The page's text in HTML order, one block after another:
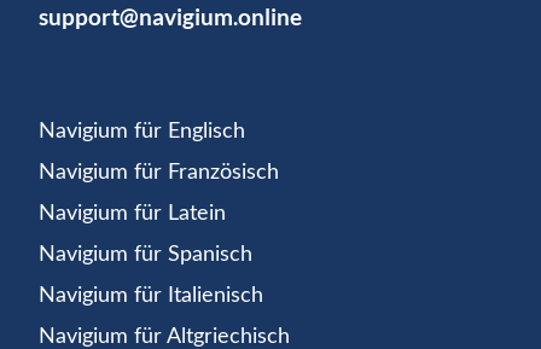
support@navigium.online
Navigium für Englisch
Navigium für Französisch
Navigium für Latein
Navigium für Spanisch
Navigium für Italienisch
Navigium für Altgriechisch